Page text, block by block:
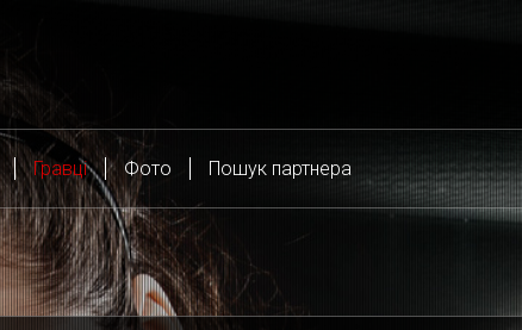
Гравці Фото Пошук партнера